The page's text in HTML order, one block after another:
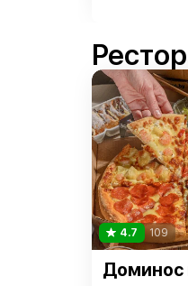
4.7 109
Доминос